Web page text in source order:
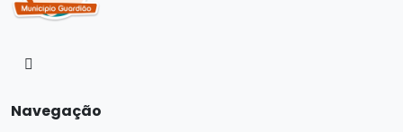
Navegação